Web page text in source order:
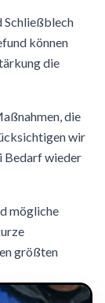
Schließblech
können
die
die
wir
Bedarf wieder
mögliche
größten